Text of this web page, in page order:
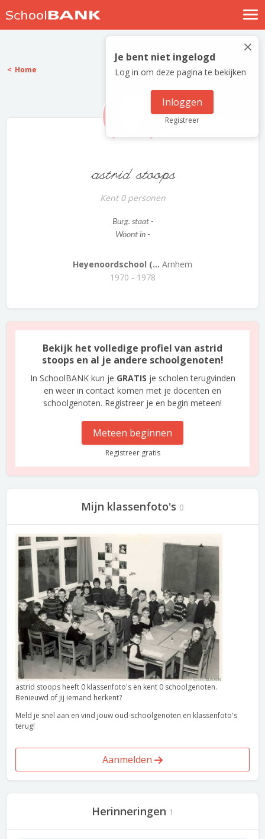
Nostalgische verhalen
Log in
Meld je gratis aan
×
Je bent niet ingelogd
Log in om deze pagina te bekijken
Inloggen
Registreer
Home
astrid stoops
Kent 0 personen
Burg. staat -
Woont in -
Heyenoordschool (... Arnhem
1970 - 1978
Bekijk het volledige profiel van astrid
stoops en al je andere schoolgenoten!
In SchoolBANK kun je GRATIS je scholen terugvinden
en weer in contact komen met je docenten en
schoolgenoten. Registreer je en begin meteen!
Meteen beginnen
Registreer gratis
Mijn klassenfoto's 0
astrid stoops heeft 0 klassenfoto's en kent 0 schoolgenoten.
Benieuwd of jij iemand herkent?
Meld je snel aan en vind jouw oud-schoolgenoten en klassenfoto's
terug!
Aanmelden
Herinneringen 1